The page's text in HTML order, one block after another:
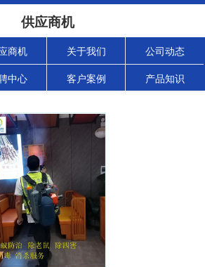
供应商机
商机 关于我们 公司动态
中心 客户案例 产品知识